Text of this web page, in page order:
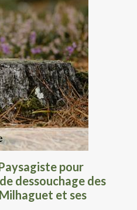
pour
dessouchage des
et ses